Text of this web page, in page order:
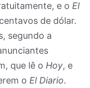
e o El
de dólar.
segundo a
que lê o Hoy, e
o El Diario.